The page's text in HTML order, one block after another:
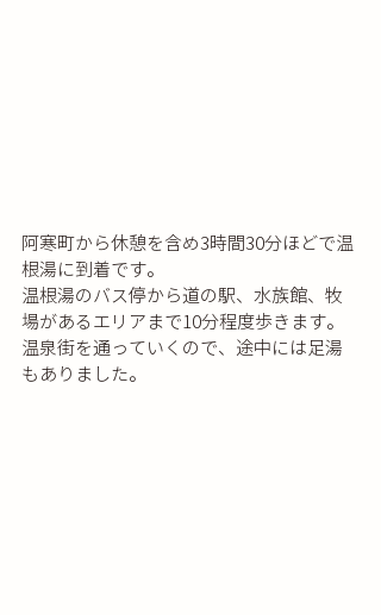
阿寒町から休憩を含め3時間30分ほどで温
根湯に到着です。
温根湯のバス停から道の駅、水族館、牧
場があるエリアまで10分程度歩きます。
温泉街を通っていくので、途中には足湯
もありました。